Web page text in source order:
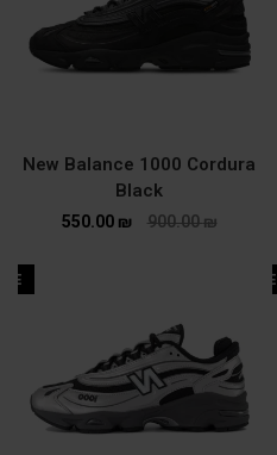
New Balance 1000 Cordura
Black
900.00₪
550.00 ₪
SALE